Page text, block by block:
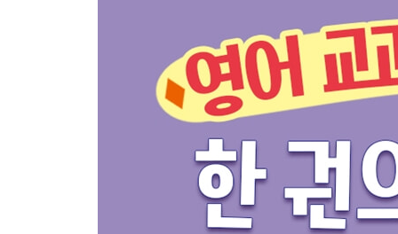
17 Who is she?
18 What are you doing?
19 What do you want?
20 Let’s play soccer.
21 Where is my watch?
22 They’re on the table.